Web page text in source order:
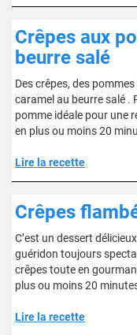
Crêpes aux
beurre salé
Des crêpes, des
caramel au beurre salé .
pomme idéale pour une
en plus ou moins 20
Lire la recette
Crêpes
C’est un dessert
guéridon toujours
crêpes toute en
plus ou moins 20
Lire la recette